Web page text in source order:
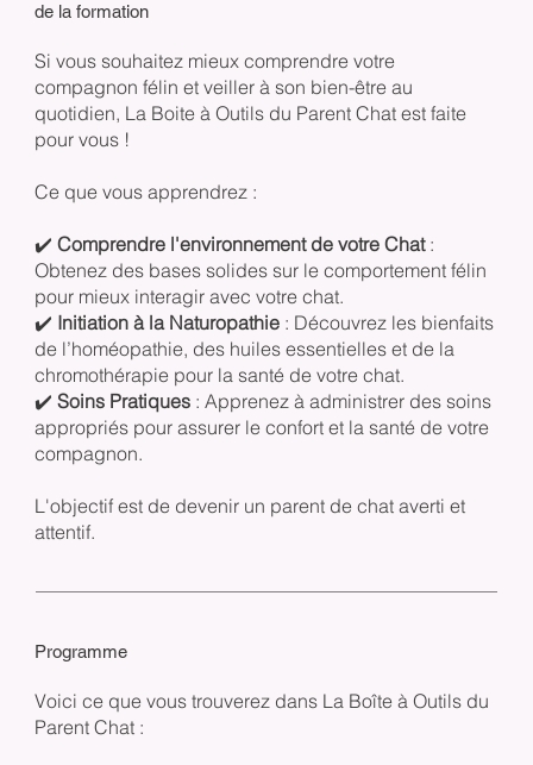
de la formation
Si vous souhaitez mieux comprendre votre
compagnon félin et veiller à son bien-être au
quotidien, La Boite à Outils du Parent Chat est faite
pour vous !
Ce que vous apprendrez :
✔️ Comprendre l'environnement de votre Chat :
Obtenez des bases solides sur le comportement félin
pour mieux interagir avec votre chat.
✔️ Initiation à la Naturopathie: Découvrez les bienfaits
de l’homéopathie, des huiles essentielles et de la
chromothérapie pour la santé de votre chat.
✔️ Soins Pratiques: Apprenez à administrer des soins
appropriés pour assurer le confort et la santé de votre
compagnon.
L'objectif est de devenir un parent de chat averti et
attentif.
Programme
Voici ce que vous trouverez dans La Boîte à Outils du
Parent Chat :